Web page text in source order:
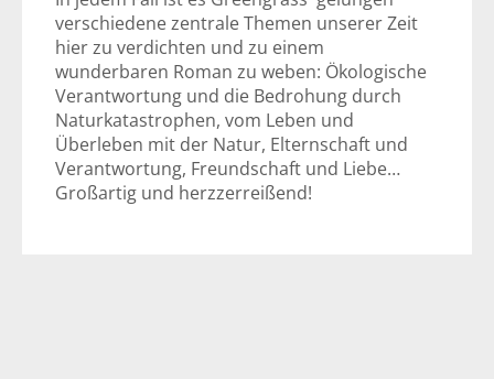
verschiedene zentrale Themen unserer Zeit
hier zu verdichten und zu einem
wunderbaren Roman zu weben: Ökologische
Verantwortung und die Bedrohung durch
Naturkatastrophen, vom Leben und
Überleben mit der Natur, Elternschaft und
Verantwortung, Freundschaft und Liebe…
Großartig und herzzerreißend!